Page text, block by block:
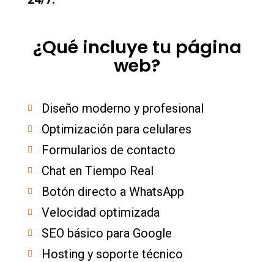
¿Qué incluye tu página
web?
Diseño moderno y profesional
Optimización para celulares
Formularios de contacto
Chat en Tiempo Real
Botón directo a WhatsApp
Velocidad optimizada
SEO básico para Google
Hosting y soporte técnico